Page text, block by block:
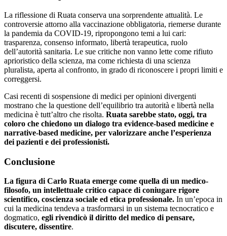
La riflessione di Ruata conserva una sorprendente attualità. Le
controversie attorno alla vaccinazione obbligatoria, riemerse durante
la pandemia da COVID-19, ripropongono temi a lui cari:
trasparenza, consenso informato, libertà terapeutica, ruolo
dell’autorità sanitaria. Le sue critiche non vanno lette come rifiuto
aprioristico della scienza, ma come richiesta di una scienza
pluralista, aperta al confronto, in grado di riconoscere i propri limiti e
correggersi.
Casi recenti di sospensione di medici per opinioni divergenti
mostrano che la questione dell’equilibrio tra autorità e libertà nella
medicina è tutt’altro che risolta. Ruata sarebbe stato, oggi, tra
coloro che chiedono un dialogo tra evidence-based medicine e
narrative-based medicine, per valorizzare anche l’esperienza
dei pazienti e dei professionisti.
Conclusione
La figura di Carlo Ruata emerge come quella di un medico-
filosofo, un intellettuale critico capace di coniugare rigore
scientifico, coscienza sociale ed etica professionale. In un’epoca in
cui la medicina tendeva a trasformarsi in un sistema tecnocratico e
dogmatico, egli rivendicò il diritto del medico di pensare,
discutere, dissentire.